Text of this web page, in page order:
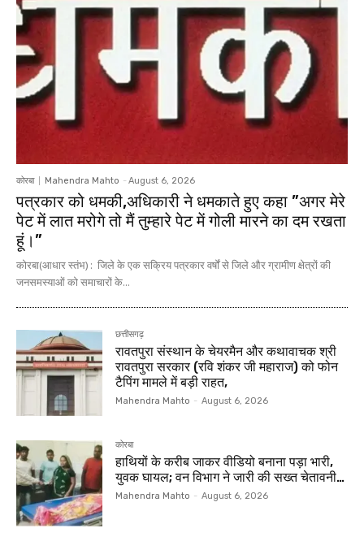
कोरबा Mahendra Mahto - August 6, 2026
पत्रकार को धमकी,अधिकारी ने धमकाते हुए कहा ”अगर मेरे
पेट में लात मरोगे तो मैं तुम्हारे पेट में गोली मारने का दम रखता
हूं।”
कोरबा(आधार स्तंभ) : जिले के एक सक्रिय पत्रकार वर्षों से जिले और ग्रामीण क्षेत्रों की
जनसमस्याओं को समाचारों के...
छत्तीसगढ़
रावतपुरा संस्थान के चेयरमैन और कथावाचक श्री
रावतपुरा सरकार (रवि शंकर जी महाराज) को फोन
टैपिंग मामले में बड़ी राहत,
Mahendra Mahto - August 6, 2026
कोरबा
हाथियों के करीब जाकर वीडियो बनाना पड़ा भारी,
युवक घायल; वन विभाग ने जारी की सख्त चेतावनी…
Mahendra Mahto - August 6, 2026